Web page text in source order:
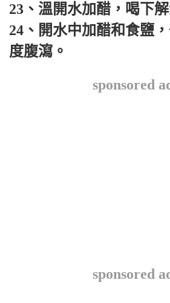
23、溫開水加醋，喝下解
24、開水中加醋和食鹽
度腹瀉。
sponsored
sponsored